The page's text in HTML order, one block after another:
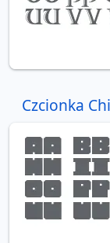
Czcionka